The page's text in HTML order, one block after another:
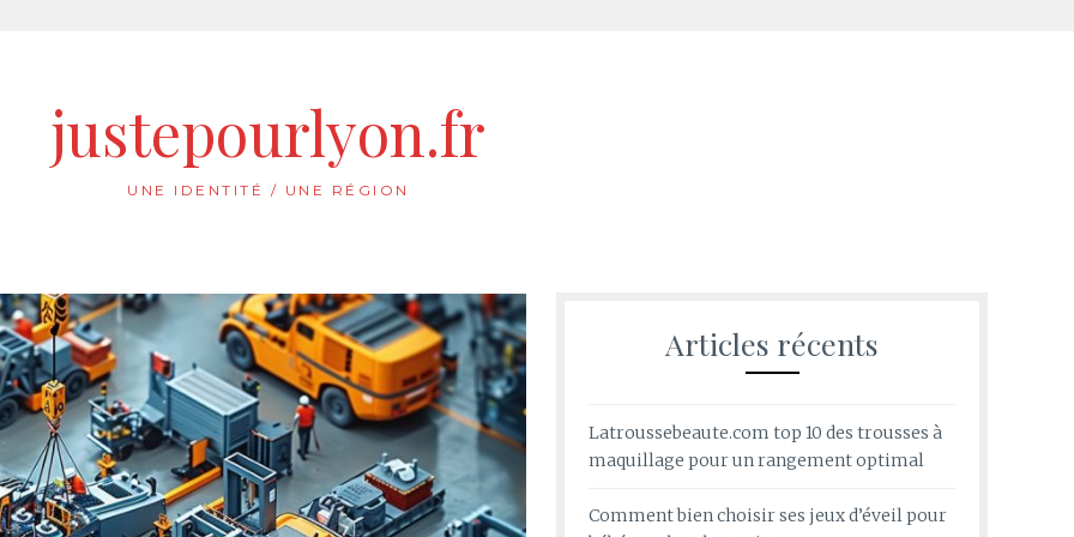
justepourlyon.fr
UNE IDENTITÉ / UNE RÉGION
Articles récents
Latroussebeaute.com top 10 des trousses à
maquillage pour un rangement optimal
Comment bien choisir ses jeux d’éveil pour